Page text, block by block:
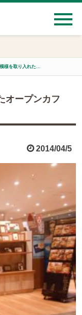
オープンカフェ・ショップ_R
オープンカフ
2014/04/5